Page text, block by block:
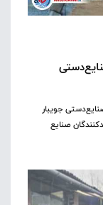
جویبار
صنایع